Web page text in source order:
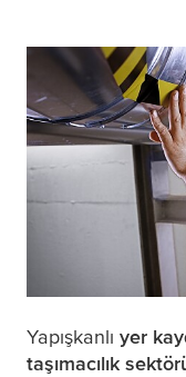
Yapışkanlı yer
taşımacılık